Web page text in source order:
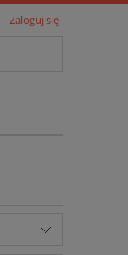
Zaloguj się